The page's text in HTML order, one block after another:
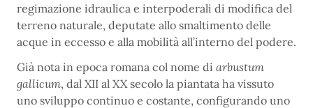
regimazione idraulica e interpoderali di modifica del
terreno naturale, deputate allo smaltimento delle
acque in eccesso e alla mobilità all’interno del podere.
Già nota in epoca romana col nome di arbustum
gallicum, dal XII al XX secolo la piantata ha vissuto
uno sviluppo continuo e costante, configurando uno